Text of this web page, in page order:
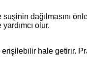
suşinin dağılmasını
olur.
hale getirir.